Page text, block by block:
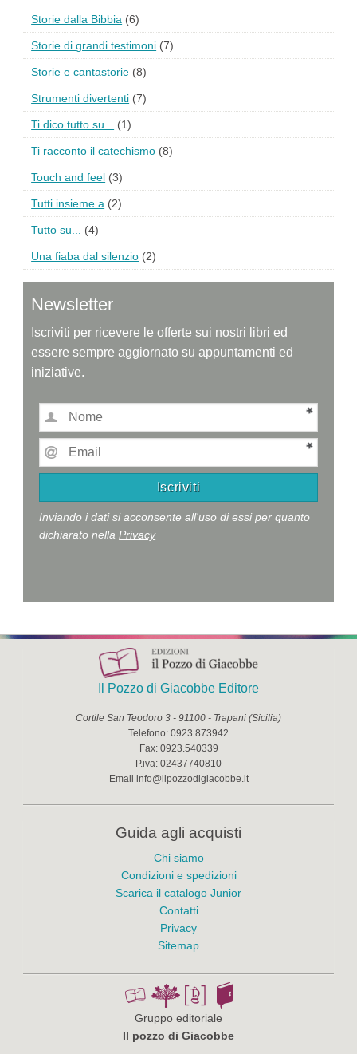
Storie dalla Bibbia (6)
Storie di grandi testimoni (7)
Storie e cantastorie (8)
Strumenti divertenti (7)
Ti dico tutto su... (1)
Ti racconto il catechismo (8)
Touch and feel (3)
Tutti insieme a (2)
Tutto su... (4)
Una fiaba dal silenzio (2)
Newsletter
Iscriviti per ricevere le offerte sui nostri libri ed
essere sempre aggiornato su appuntamenti ed
iniziative.
Inviando i dati si acconsente all'uso di essi per quanto
dichiarato nellaPrivacy
Il Pozzo di Giacobbe Editore
Cortile San Teodoro 3 - 91100 - Trapani (Sicilia)
Telefono: 0923.873942
Fax: 0923.540339
P.iva: 02437740810
Email info@ilpozzodigiacobbe.it
Guida agli acquisti
Chi siamo
Condizioni e spedizioni
Scarica il catalogo Junior
Contatti
Privacy
Sitemap
Gruppo editoriale
Il pozzo di Giacobbe